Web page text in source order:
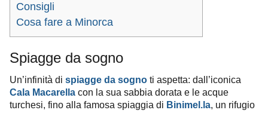
Consigli
Cosa fare a Minorca
Spiagge da sogno
Un’infinità di spiagge da sogno ti aspetta: dall’iconica
Cala Macarella con la sua sabbia dorata e le acque
turchesi, fino alla famosa spiaggia di Binimel.la, un rifugio